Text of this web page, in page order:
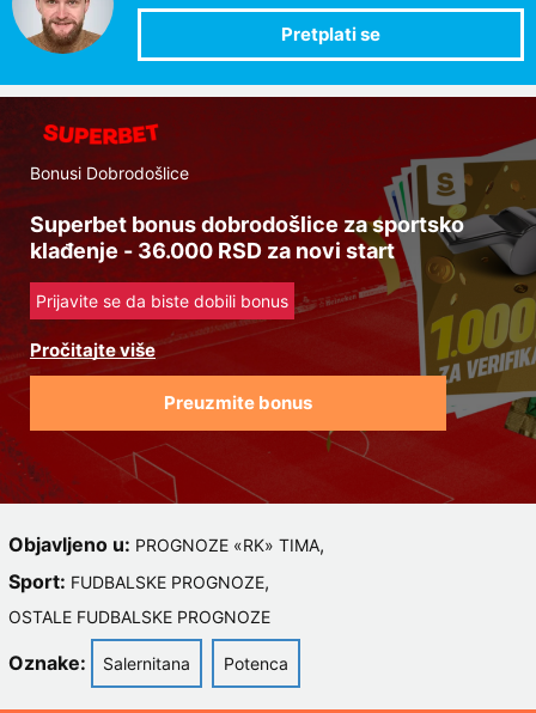
Bonusi Dobrodošlice
Superbet bonus dobrodošlice za sportsko
klađenje - 36.000 RSD za novi start
Prijavite se da biste dobili bonus
Preuzmite bonus
Objavljeno u: PROGNOZE «RK» TIMA,
Sport: FUDBALSKE PROGNOZE,
OSTALE FUDBALSKE PROGNOZE
Oznake: Salernitana Potenca